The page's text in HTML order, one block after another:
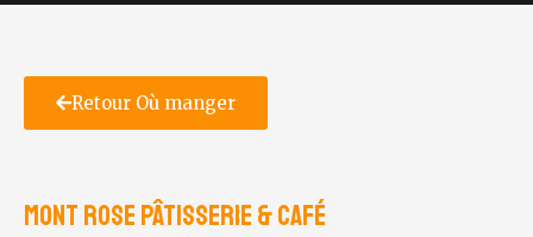
Retour Où manger
Mont Rose Pâtisserie & Café